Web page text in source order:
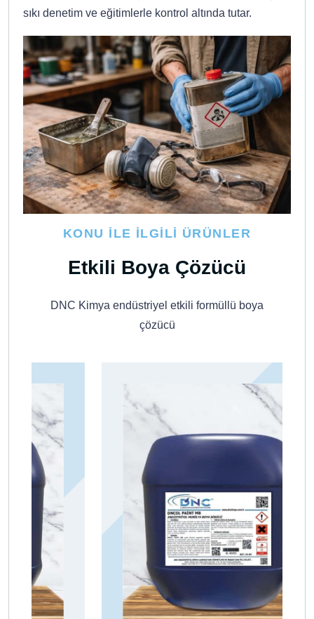
sıkı denetim ve eğitimlerle kontrol altında tutar.
KONU İLE İLGILI ÜRÜNLER
Etkili Boya Çözücü
DNC Kimya endüstriyel etkili formüllü boya
çözücü